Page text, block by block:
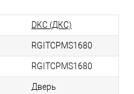
DKC (ДКС)
RGITCPMS1680
RGITCPMS1680
Дверь